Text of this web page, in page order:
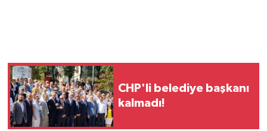
CHP'li belediye başkanı
kalmadı!